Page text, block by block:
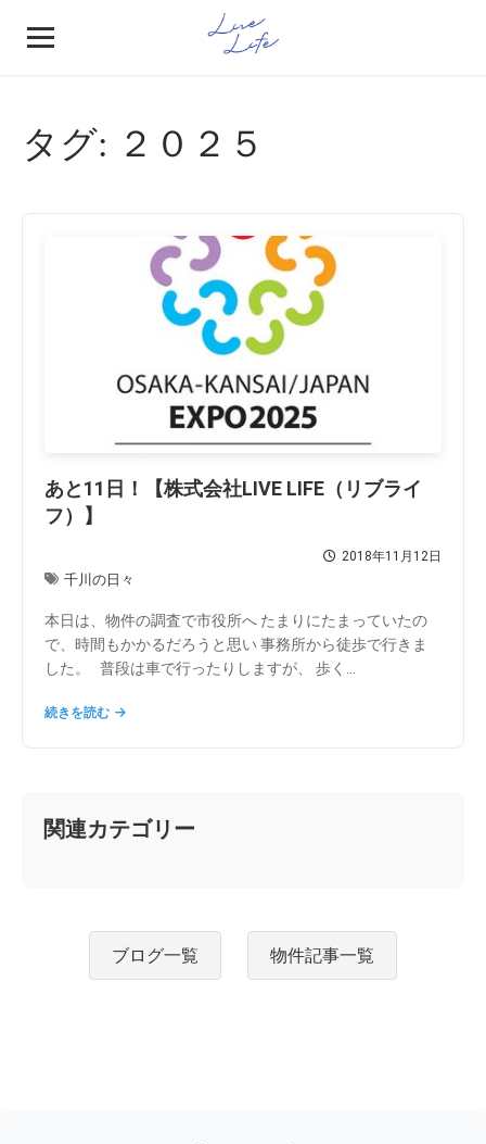
タグ: ２０２５
あと11日！【株式会社LIVE LIFE（リブライ
フ）】
2018年11月12日
千川の日々
本日は、物件の調査で市役所へ たまりにたまっていたの
で、時間もかかるだろうと思い 事務所から徒歩で行きま
した。 普段は車で行ったりしますが、 歩く...
続きを読む
関連カテゴリー
ブログ一覧 物件記事一覧